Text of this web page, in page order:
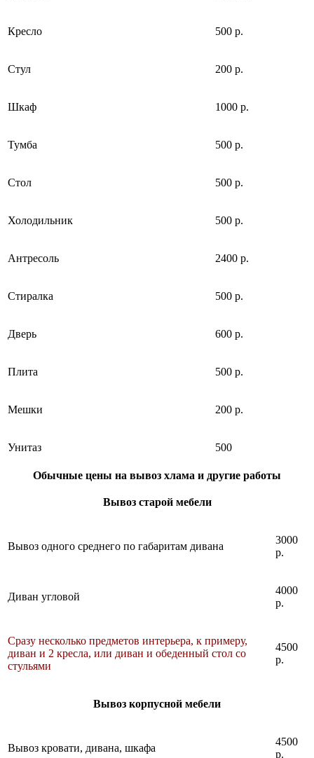
Кресло 500 р.
Стул 200 р.
Шкаф 1000 р.
Тумба 500 р.
Стол 500 р.
Холодильник 500 р.
Антресоль 2400 р.
Стиралка 500 р.
Дверь 600 р.
Плита 500 р.
Мешки 200 р.
Унитаз 500
Обычные цены на вывоз хлама и другие работы
Вывоз старой мебели
Вывоз одного среднего по габаритам дивана
3000
р.
Диван угловой
4000
р.
Сразу несколько предметов интерьера, к примеру,
диван и 2 кресла, или диван и обеденный стол со
стульями
4500
р.
Вывоз корпусной мебели
Вывоз кровати, дивана, шкафа
4500
р.